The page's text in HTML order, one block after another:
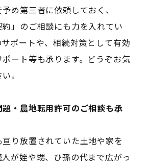
め第三者に依頼しておく、
約」のご相談にも力を入れてい
ポートや、相続対策として有効
ート等も承ります。どうぞお気
。
農地転用許可のご相談も承
り放置されていた土地や家を
が姪や甥、ひ孫の代まで広がっ